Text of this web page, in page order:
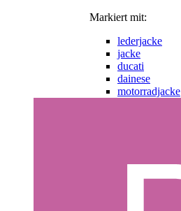
Markiert mit:
lederjacke
jacke
ducati
dainese
motorradjacke